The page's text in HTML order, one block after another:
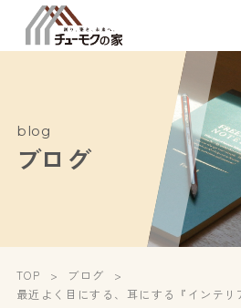
blog
ブログ
TOP
ブログ
最近よく目にする、耳にする『インテリ